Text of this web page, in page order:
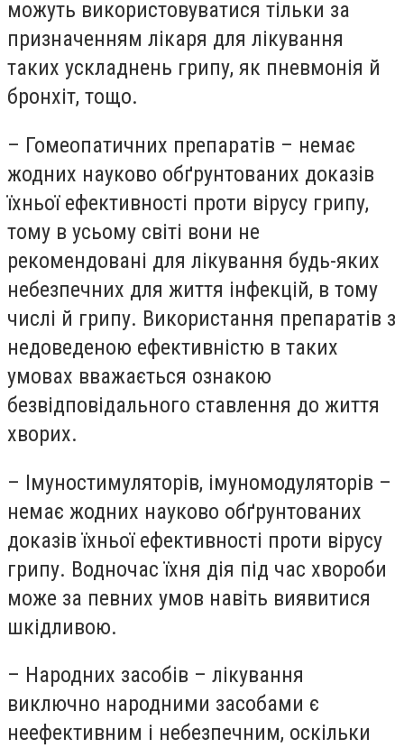
можуть використовуватися тільки за
призначенням лікаря для лікування
таких ускладнень грипу, як пневмонія й
бронхіт, тощо.
– Гомеопатичних препаратів – немає
жодних науково обґрунтованих доказів
їхньої ефективності проти вірусу грипу,
тому в усьому світі вони не
рекомендовані для лікування будь-яких
небезпечних для життя інфекцій, в тому
числі й грипу. Використання препаратів з
недоведеною ефективністю в таких
умовах вважається ознакою
безвідповідального ставлення до життя
хворих.
– Імуностимуляторів, імуномодуляторів –
немає жодних науково обґрунтованих
доказів їхньої ефективності проти вірусу
грипу. Водночас їхня дія під час хвороби
може за певних умов навіть виявитися
шкідливою.
– Народних засобів – лікування
виключно народними засобами є
неефективним і небезпечним, оскільки